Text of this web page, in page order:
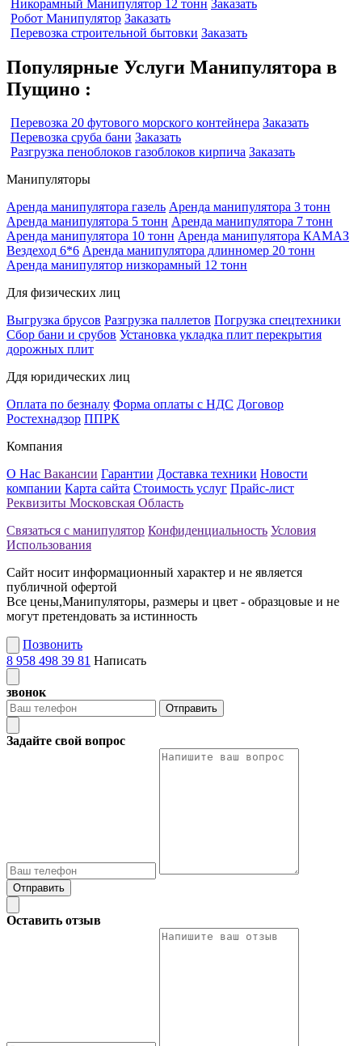
Никорамный Манипулятор 12 тонн Заказать
Робот Манипулятор Заказать
Перевозка строительной бытовки Заказать
Популярные Услуги Манипулятора в
Пущино :
Перевозка 20 футового морского контейнера Заказать
Перевозка сруба бани Заказать
Разгрузка пеноблоков газоблоков кирпича Заказать
Манипуляторы
Аренда манипулятора газель Аренда манипулятора 3 тонн
Аренда манипулятора 5 тонн Аренда манипулятора 7 тонн
Аренда манипулятора 10 тонн Аренда манипулятора КАМАЗ
Вездеход 6*6 Аренда манипулятора длинномер 20 тонн
Аренда манипулятор низкорамный 12 тонн
Для физических лиц
Выгрузка брусов Разгрузка паллетов Погрузка спецтехники
Сбор бани и срубов Установка укладка плит перекрытия
дорожных плит
Ддя юридических лиц
Оплата по безналу Форма оплаты с НДС Договор
Ростехнадзор ППРК
Компания
О Нас Вакансии Гарантии Доставка техники Новости
компании Карта сайта Стоимость услуг Прайс-лист
Реквизиты Московская Область
Связаться с манипулятор Конфиденциальность Условия
Использования
Сайт носит информационный характер и не является
публичной офертой
Все цены,Манипуляторы, размеры и цвет - образцовые и не
могут претендовать за истинность
Позвонить
8 958 498 39 81 Написать
звонок
Отправить
Задайте свой вопрос
Отправить
Оставить отзыв